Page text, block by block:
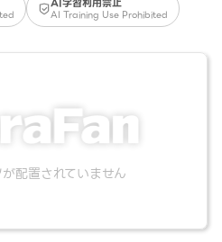
AI Training Use Prohibited
配置されていません